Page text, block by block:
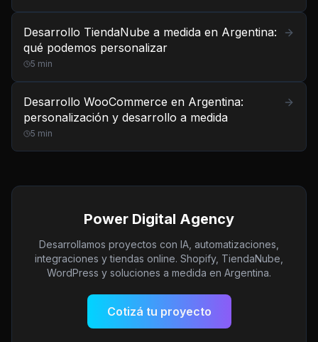
Desarrollo TiendaNube a medida en Argentina:
qué podemos personalizar
5 min
Desarrollo WooCommerce en Argentina:
personalización y desarrollo a medida
5 min
Power Digital Agency
Desarrollamos proyectos con IA, automatizaciones,
integraciones y tiendas online. Shopify, TiendaNube,
WordPress y soluciones a medida en Argentina.
Cotizá tu proyecto